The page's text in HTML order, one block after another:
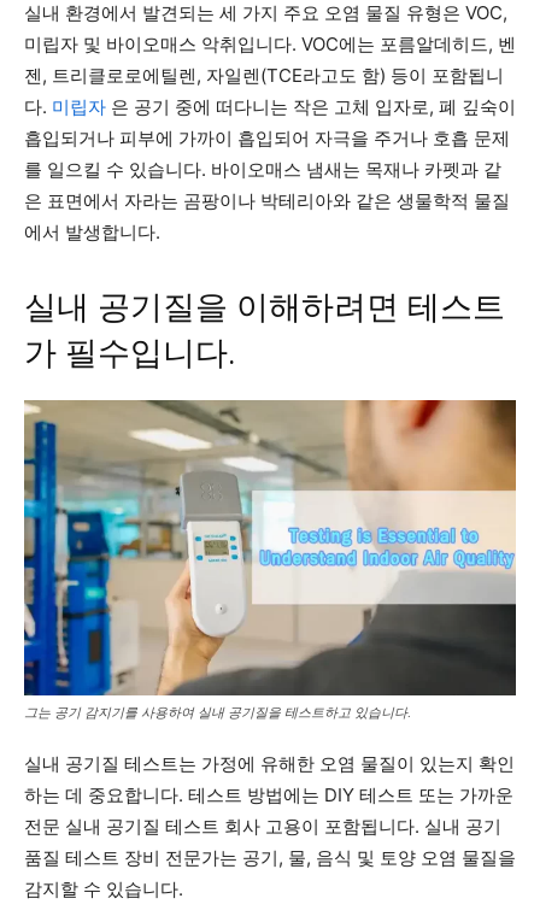
실내 환경에서 발견되는 세 가지 주요 오염 물질 유형은 VOC,
미립자 및 바이오매스 악취입니다. VOC에는 포름알데히드, 벤
젠, 트리클로로에틸렌, 자일렌(TCE라고도 함) 등이 포함됩니
다. 미립자 은 공기 중에 떠다니는 작은 고체 입자로, 폐 깊숙이
흡입되거나 피부에 가까이 흡입되어 자극을 주거나 호흡 문제
를 일으킬 수 있습니다. 바이오매스 냄새는 목재나 카펫과 같
은 표면에서 자라는 곰팡이나 박테리아와 같은 생물학적 물질
에서 발생합니다.
실내 공기질을 이해하려면 테스트
가 필수입니다.
그는 공기 감지기를 사용하여 실내 공기질을 테스트하고 있습니다.
실내 공기질 테스트는 가정에 유해한 오염 물질이 있는지 확인
하는 데 중요합니다. 테스트 방법에는 DIY 테스트 또는 가까운
전문 실내 공기질 테스트 회사 고용이 포함됩니다. 실내 공기
품질 테스트 장비 전문가는 공기, 물, 음식 및 토양 오염 물질을
감지할 수 있습니다.